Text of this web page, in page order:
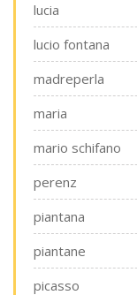
lucia
lucio fontana
madreperla
maria
mario schifano
perenz
piantana
piantane
picasso